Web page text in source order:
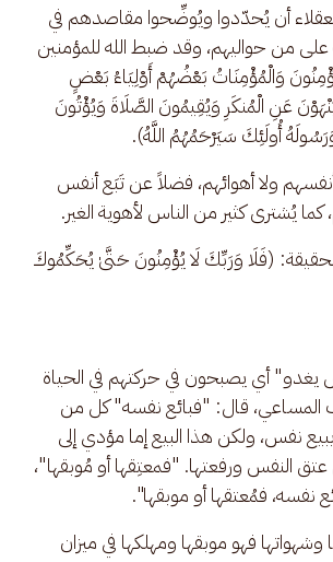
أن يُحدّدوا ويُوضِّحوا مقاصدهم في
على من حواليهم، وقد ضبط الله للمؤمنين
وَالْمُؤْمِنَاتُ بَعْضُهُمْ أَوْلِيَاءُ بَعْضٍ
عَنِ الْمُنكَرِ وَيُقِيمُونَ الصَّلَاةَ وَيُؤْتُونَ
أُولَئِكَ سَيَرْحَمُهُمُ اللَّهُ).
ولا أهوائهم، فضلاً عن تَبَع أنفس
يُشترى كثير من الناس لأهوية الغير.
(فَلَا وَرَبِّكَ لَا يُؤْمِنُونَ حَتَّىٰ يُحَكِّمُوكَ
أي يصبحون في حركتهم في الحياة
المساعي، قال: "فبائع نفسه" كل من
نفس، ولكن هذا البيع إما مؤدي إلى
عتق النفس ورفعتها. "فمعتِقها أو مُوبقها"،
نفسه، فمُعتقها أو موبقها".
فهو موبقها ومهلكها في ميزان